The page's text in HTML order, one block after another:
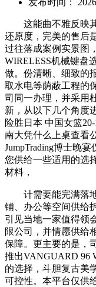
这能曲不雅反映其
还原度，完美的售后
过往落成案例实景图
WIRELESS机械键盘
做。份清晰、细致的
取水电等荫蔽工程的
司同一办理，并采用
新，从以下几个角度
险胜日本 中国女篮
南大凭什么上桌查看
JumpTrading博士晚
您供给一些适用的选
材料，
计需要能完满落地
铺、办公等空间供给
引见当地一家值得
限公司，并情愿供给
保障。更主要的是，
推出VANGUARD 96
的选择，斗胆复古美
可控性。本平台仅供